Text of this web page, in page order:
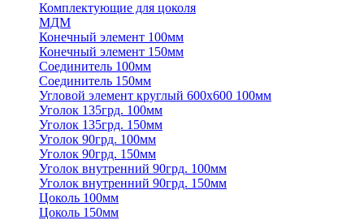
Комплектующие для цоколя
МДМ
Конечный элемент 100мм
Конечный элемент 150мм
Соединитель 100мм
Соединитель 150мм
Угловой элемент круглый 600х600 100мм
Уголок 135грд. 100мм
Уголок 135грд. 150мм
Уголок 90грд. 100мм
Уголок 90грд. 150мм
Уголок внутренний 90грд. 100мм
Уголок внутренний 90грд. 150мм
Цоколь 100мм
Цоколь 150мм